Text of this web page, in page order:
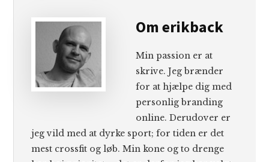
Omerikback
Min passion er at
skrive. Jeg brænder
for at hjælpe dig med
personlig branding
online. Derudover er
jeg vild med at dyrke sport; for tiden er det
mest crossfit og løb. Min kone og to drenge